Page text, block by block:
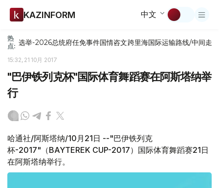
KAZINFORM 中文
热
点: 选举-2026总统府任免事件国情咨文跨里海国际运输路线/中间走廊
15:32, 21 10月 2017
"巴伊铁列克杯"国际体育舞蹈赛在阿斯塔纳举
行
哈通社/阿斯塔纳/10月21日 --"巴伊铁列克
杯-2017"（BAYTEREK CUP-2017）国际体育舞蹈赛21日
在阿斯塔纳举行。